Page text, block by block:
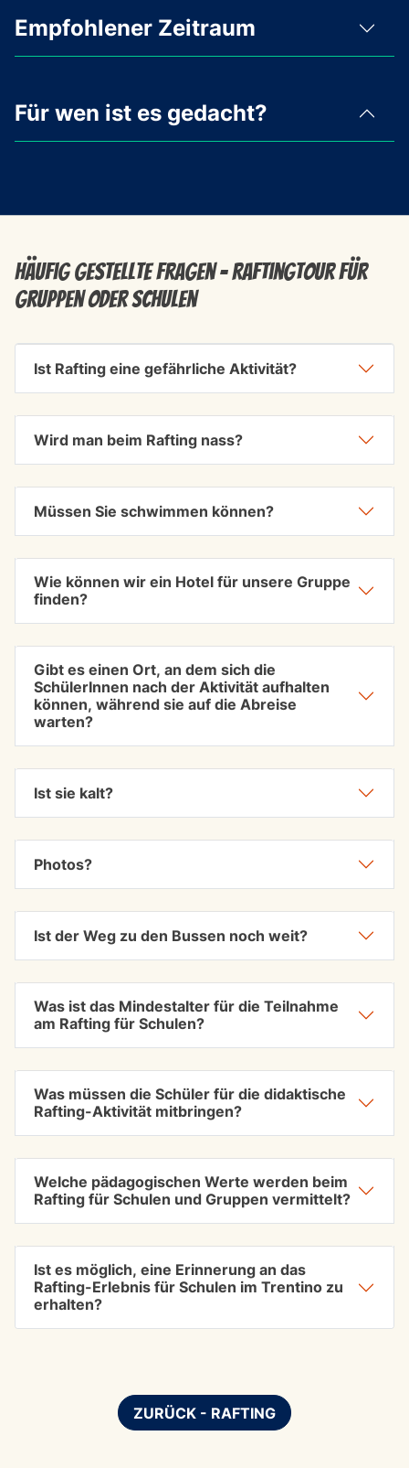
Empfohlener Zeitraum
Für wen ist es gedacht?
Häufig gestellte Fragen - Raftingtour für
Gruppen oder Schulen
Ist Rafting eine gefährliche Aktivität?
Wird man beim Rafting nass?
Müssen Sie schwimmen können?
Wie können wir ein Hotel für unsere Gruppe
finden?
Gibt es einen Ort, an dem sich die
SchülerInnen nach der Aktivität aufhalten
können, während sie auf die Abreise
warten?
Ist sie kalt?
Photos?
Ist der Weg zu den Bussen noch weit?
Was ist das Mindestalter für die Teilnahme
am Rafting für Schulen?
Was müssen die Schüler für die didaktische
Rafting-Aktivität mitbringen?
Welche pädagogischen Werte werden beim
Rafting für Schulen und Gruppen vermittelt?
Ist es möglich, eine Erinnerung an das
Rafting-Erlebnis für Schulen im Trentino zu
erhalten?
ZURÜCK - RAFTING